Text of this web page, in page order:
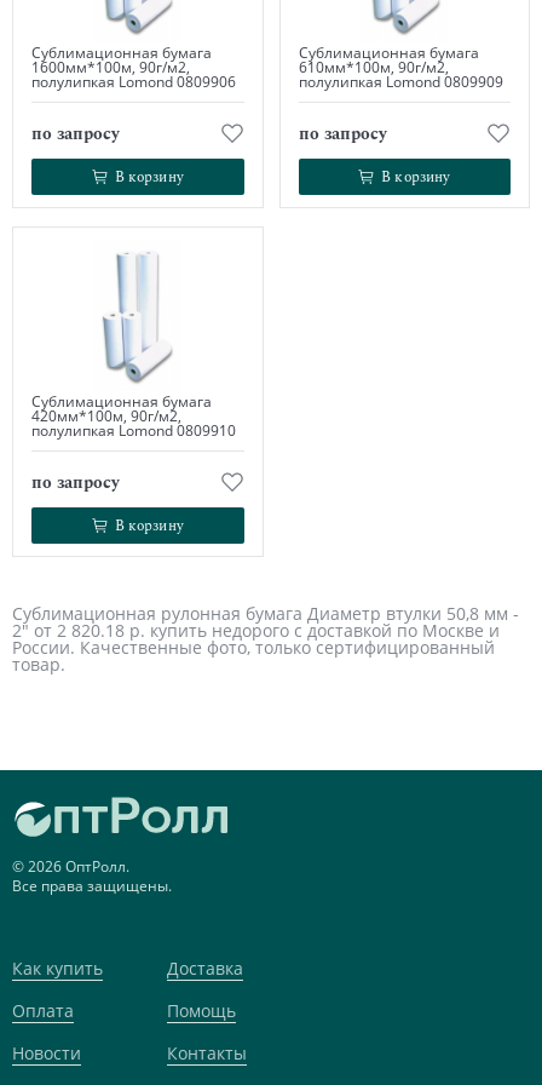
Сублимационная бумага
1600мм*100м, 90г/м2,
полулипкая Lomond 0809906
по запросу
В корзину
В корзину
Сублимационная бумага
610мм*100м, 90г/м2,
полулипкая Lomond 0809909
по запросу
В корзину
В корзину
Сублимационная бумага
420мм*100м, 90г/м2,
полулипкая Lomond 0809910
по запросу
В корзину
В корзину
Сублимационная рулонная бумага Диаметр втулки 50,8 мм -
2" от 2 820.18 р. купить недорого с доставкой по Москве и
России. Качественные фото, только сертифицированный
товар.
© 2026 ОптРолл.
Все права защищены.
Как купить
Доставка
Оплата
Помощь
Новости
Контакты